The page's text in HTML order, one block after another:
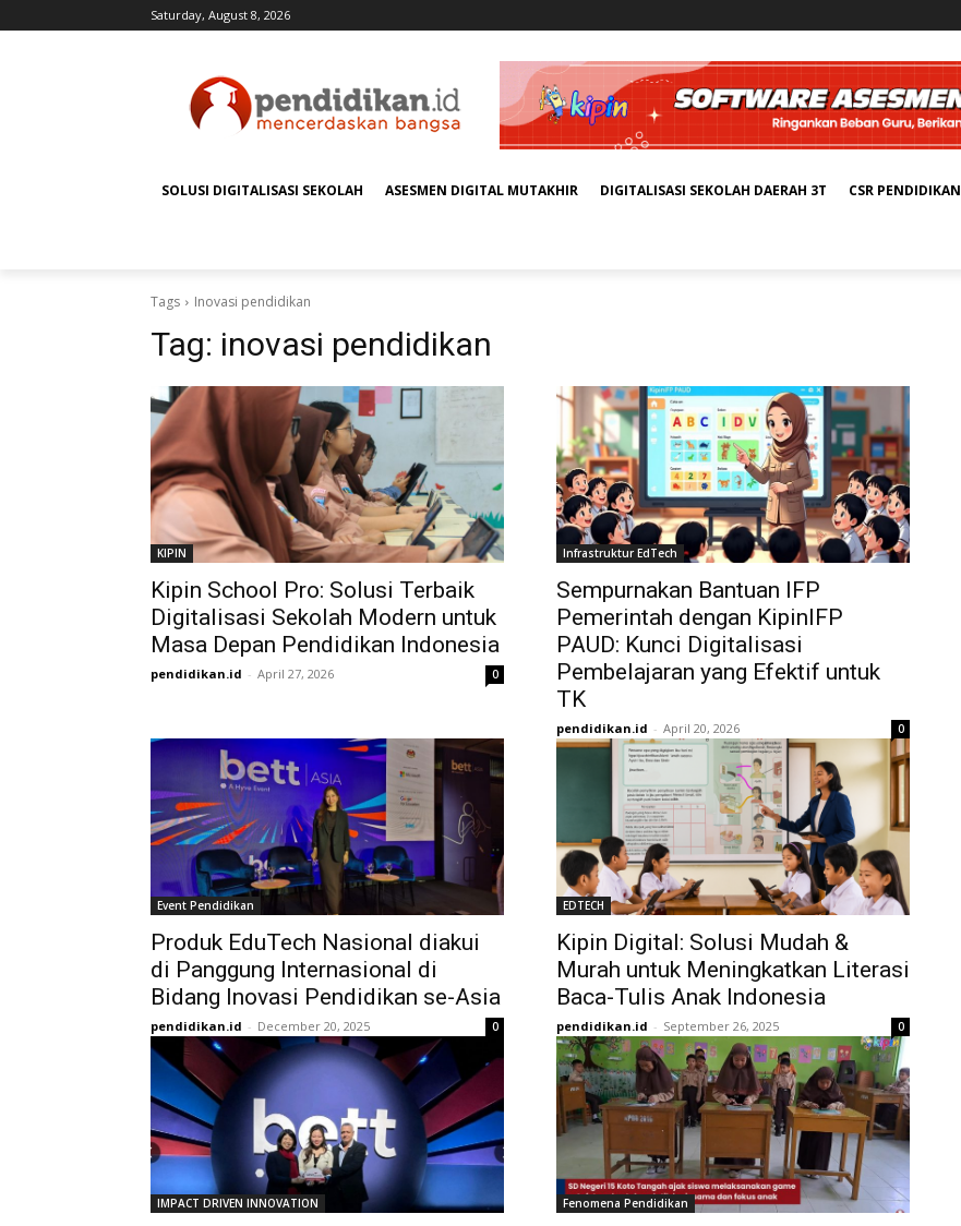
Saturday, August 8, 2026
SOLUSI DIGITALISASI SEKOLAH ASESMEN DIGITAL MUTAKHIR DIGITALISASI SEKOLAH DAERAH 3T CSR PENDIDIKAN
Tags Inovasi pendidikan
Tag: inovasi pendidikan
KIPIN
Kipin School Pro: Solusi Terbaik
Digitalisasi Sekolah Modern untuk
Masa Depan Pendidikan Indonesia
pendidikan.id - April 27, 2026 0
Infrastruktur EdTech
Sempurnakan Bantuan IFP
Pemerintah dengan KipinIFP
PAUD: Kunci Digitalisasi
Pembelajaran yang Efektif untuk
TK
pendidikan.id - April 20, 2026 0
Event Pendidikan
Produk EduTech Nasional diakui
di Panggung Internasional di
Bidang Inovasi Pendidikan se-Asia
pendidikan.id - December 20, 2025 0
EDTECH
Kipin Digital: Solusi Mudah &
Murah untuk Meningkatkan Literasi
Baca-Tulis Anak Indonesia
pendidikan.id - September 26, 2025 0
IMPACT DRIVEN INNOVATION Fenomena Pendidikan